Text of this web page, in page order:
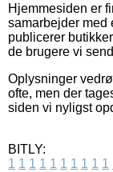
Hjemmesiden er
samarbejder med
publicerer
de brugere vi
Oplysninger
ofte, men der
siden vi nyligst
BITLY:
1 1 1 1 1 1 1 1 1 1